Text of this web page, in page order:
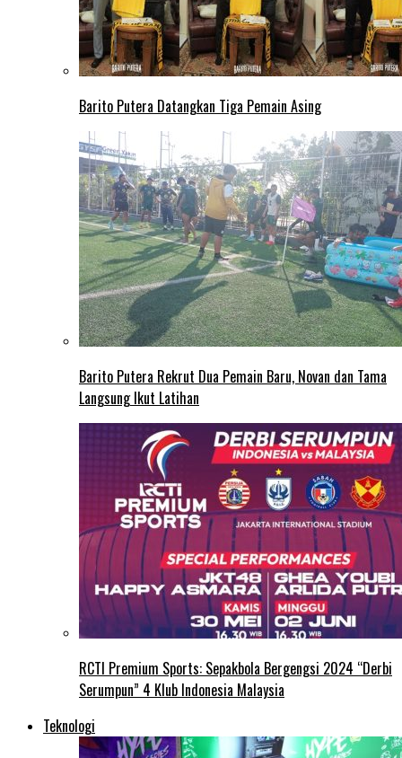
Barito Putera Datangkan Tiga Pemain Asing
Barito Putera Rekrut Dua Pemain Baru, Novan dan Tama
Langsung Ikut Latihan
RCTI Premium Sports: Sepakbola Bergengsi 2024 “Derbi
Serumpun” 4 Klub Indonesia Malaysia
Teknologi